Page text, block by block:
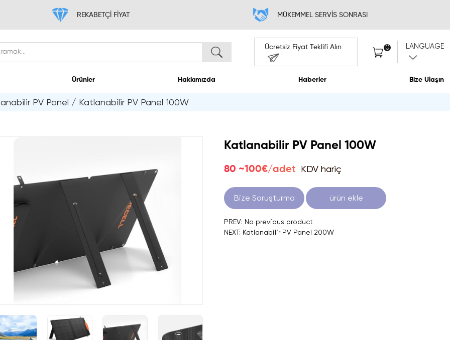
Ücretsiz Fiyat
Ev Ürünler
PV Panel / Katlanabilir PV Panel 100W
Katlanabilir PV Panel 100W
80 ~100€/adet KDV hariç
Bize Soruşturma ürün ekle
PREV: No previous product
NEXT: Katlanabilir PV Panel 200W